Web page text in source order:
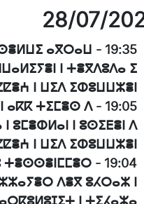
28/07/
19:35
-
ⴰⴳⵔⴰⵡ
ⵏ ⵜⴻⴳⴷⵓⴷⴰ ⵉ
ⵏ ⵡⵉⴷ ⵉⵀⵓⵡⵡⵣⴻⵏ
19:05
-
ⴰⴽⴽ ⵜⵉⵎⴻⵙ ⴷ
ⵓⵎⴻⵀⵍⴰⵏ ⵏ ⵓⵙⵉⴹⴻⵏ ⴷ
ⵏ ⵡⵉⴷ ⵉⵀⵓⵡⵡⵣⴻⵏ
19:04
-
ⵜⴻⵙⵙⴻⵏⵎⵎⴻⵔ
ⴷⴻⴳ ⵓⵃⵔⴰⵣ ⵏ
ⵏ ⵜⵉⵃⴰⵣⴰ